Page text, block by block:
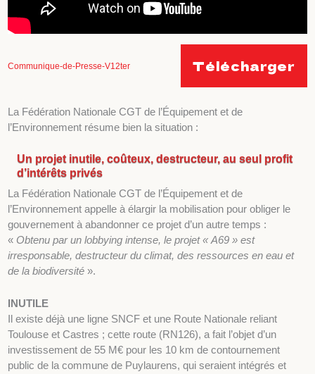
Communique-de-Presse-V12ter Télécharger
La Fédération Nationale CGT de l’Équipement et de
l’Environnement résume bien la situation :
Un projet inutile, coûteux, destructeur, au seul profit
d’intérêts privés
La Fédération Nationale CGT de l’Équipement et de
l’Environnement appelle à élargir la mobilisation pour obliger le
gouvernement à abandonner ce projet d’un autre temps :
« Obtenu par un lobbying intense, le projet « A69 » est
irresponsable, destructeur du climat, des ressources en eau et
de la biodiversité ».
INUTILE
Il existe déjà une ligne SNCF et une Route Nationale reliant
Toulouse et Castres ; cette route (RN126), a fait l’objet d’un
investissement de 55 M€ pour les 10 km de contournement
public de la commune de Puylaurens, qui seraient intégrés et